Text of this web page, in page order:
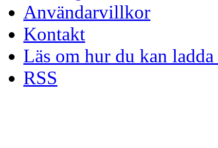
Användarvillkor
Kontakt
Läs om hur du kan
RSS